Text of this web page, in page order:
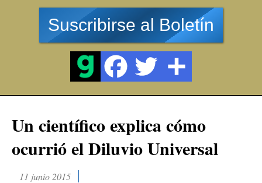
Suscribirse al Boletín
Un científico explica cómo
ocurrió el Diluvio Universal
11 junio 2015